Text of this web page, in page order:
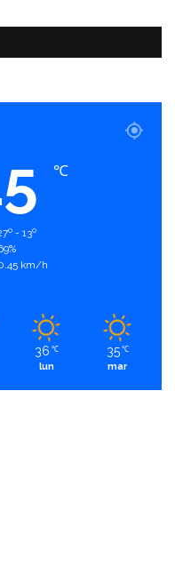
℃
- 13º
km/h
36 ℃
lun
35 ℃
mar